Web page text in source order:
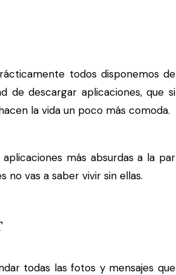
todos disponemos de
de descargar aplicaciones, que si
la vida un poco más comoda.
más absurdas a la par
no vas a saber vivir sin ellas.
todas las fotos y mensajes que